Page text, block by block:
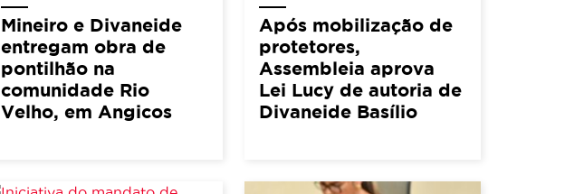
Mineiro e Divaneide
entregam obra de
pontilhão na
comunidade Rio
Velho, em Angicos
Após mobilização de
protetores,
Assembleia aprova
Lei Lucy de autoria de
Divaneide Basílio